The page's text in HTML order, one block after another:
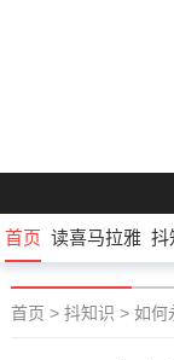
首页 读喜马拉雅 抖
首页 > 抖知识 > 如何